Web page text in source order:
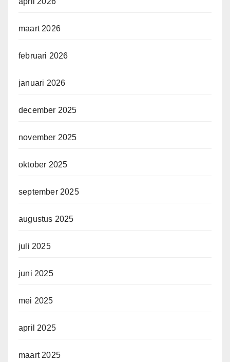
maart 2026
februari 2026
januari 2026
december 2025
november 2025
oktober 2025
september 2025
augustus 2025
juli 2025
juni 2025
mei 2025
april 2025
maart 2025